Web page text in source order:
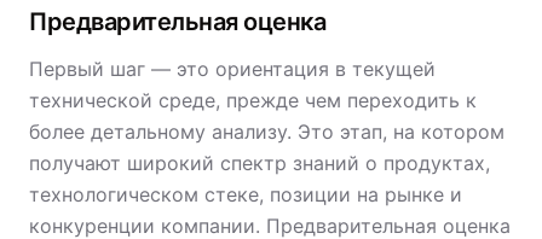
Предварительная оценка
Первый шаг — это ориентация в текущей
технической среде, прежде чем переходить к
более детальному анализу. Это этап, на котором
получают широкий спектр знаний о продуктах,
технологическом стеке, позиции на рынке и
конкуренции компании. Предварительная оценка